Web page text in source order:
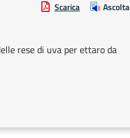
Scarica Ascolta
rese di uva per ettaro da